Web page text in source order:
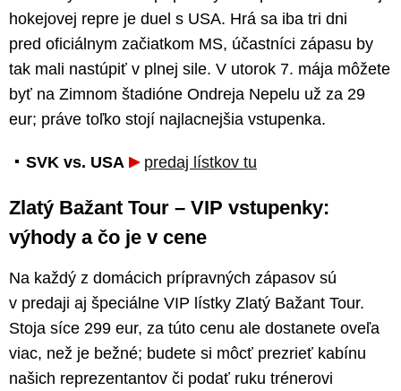
hokejovej repre je duel s USA. Hrá sa iba tri dni
pred oficiálnym začiatkom MS, účastníci zápasu by
tak mali nastúpiť v plnej sile. V utorok 7. mája môžete
byť na Zimnom štadióne Ondreja Nepelu už za 29
eur; práve toľko stojí najlacnejšia vstupenka.
SVK vs. USA predaj lístkov tu
Zlatý Bažant Tour – VIP vstupenky:
výhody a čo je v cene
Na každý z domácich prípravných zápasov sú
v predaji aj špeciálne VIP lístky Zlatý Bažant Tour.
Stoja síce 299 eur, za túto cenu ale dostanete oveľa
viac, než je bežné; budete si môcť prezrieť kabínu
našich reprezentantov či podať ruku trénerovi